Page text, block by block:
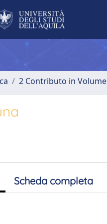
2 Contributo in Volume
Scheda completa